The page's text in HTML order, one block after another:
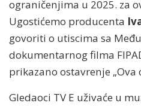
ograničenjima u 2025. za
Ugostićemo producenta
govoriti o utiscima sa
dokumentarnog filma
prikazano ostavrenje „Ova
Gledaoci TV E uživaće u